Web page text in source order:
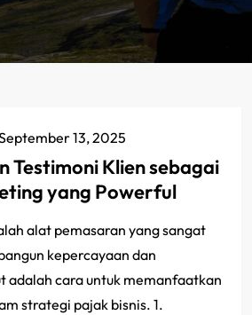
13, 2025
Testimoni Klien sebagai
yang Powerful
alat pemasaran yang sangat
kepercayaan dan
adalah cara untuk memanfaatkan
strategi pajak bisnis. 1.